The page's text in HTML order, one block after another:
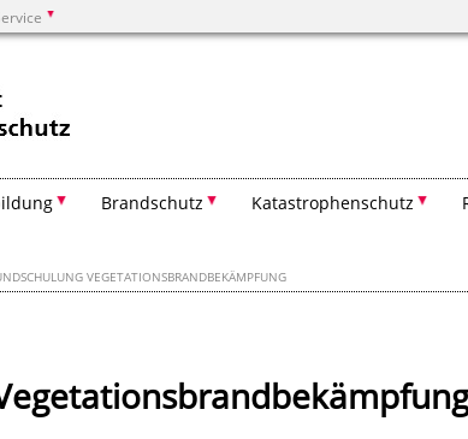
Brandschutz Katastrophenschutz
VEGETATIONSBRANDBEKÄMPFUNG